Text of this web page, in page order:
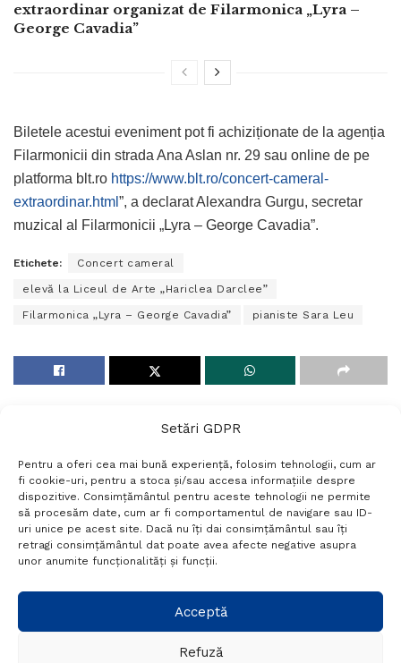
Setări GDPR
Pentru a oferi cea mai bună experiență, folosim tehnologii, cum ar
fi cookie-uri, pentru a stoca și/sau accesa informațiile despre
dispozitive. Consimțământul pentru aceste tehnologii ne permite
să procesăm date, cum ar fi comportamentul de navigare sau ID-
uri unice pe acest site. Dacă nu îți dai consimțământul sau îți
retragi consimțământul dat poate avea afecte negative asupra
unor anumite funcționalități și funcții.
Acceptă
Refuză
extraordinar organizat de Filarmonica „Lyra –
George Cavadia”
Biletele acestui eveniment pot fi achiziționate de la agenția
Filarmonicii din strada Ana Aslan nr. 29 sau online de pe
platforma blt.ro https://www.blt.ro/concert-cameral-
extraordinar.html ”, a declarat Alexandra Gurgu, secretar
muzical al Filarmonicii „Lyra – George Cavadia”.
Etichete: Concert cameral
elevă la Liceul de Arte „Hariclea Darclee”
Filarmonica „Lyra – George Cavadia” pianiste Sara Leu
Termeni si conditii
Politică de confidențialitate
Politica cookies
Setări GDPR
+40 788 760 194